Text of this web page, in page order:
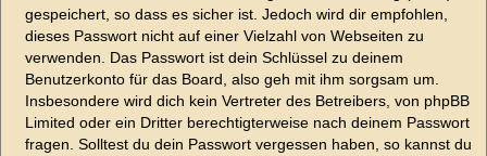
gespeichert, so dass es sicher ist. Jedoch wird dir empfohlen,
dieses Passwort nicht auf einer Vielzahl von Webseiten zu
verwenden. Das Passwort ist dein Schlüssel zu deinem
Benutzerkonto für das Board, also geh mit ihm sorgsam um.
Insbesondere wird dich kein Vertreter des Betreibers, von phpBB
Limited oder ein Dritter berechtigterweise nach deinem Passwort
fragen. Solltest du dein Passwort vergessen haben, so kannst du